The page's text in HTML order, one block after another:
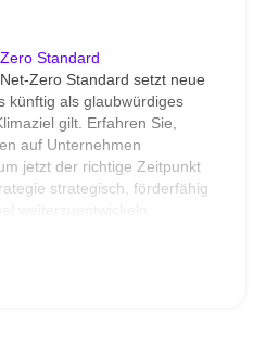
Standard
Zero Standard setzt neue
künftig als glaubwürdiges
gilt. Erfahren Sie,
auf Unternehmen
jetzt der richtige Zeitpunkt
strategisch, förderfähig